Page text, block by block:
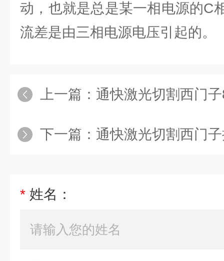
动，也就是总是某一相电源的C
流差是由三相电源电压引起的。
上一篇： 通快激光切割西门子840D
下一篇： 通快激光切割西门
* 姓名：